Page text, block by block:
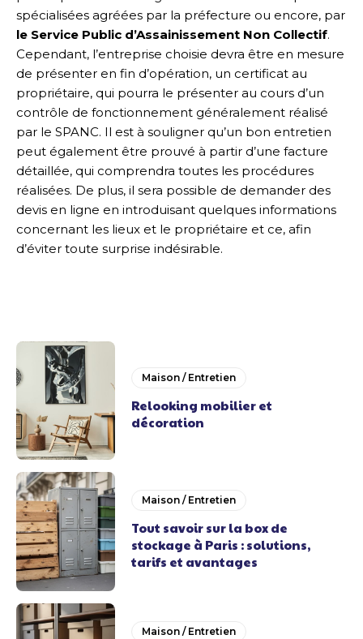
spécialisées agréées par la préfecture ou encore, par
le Service Public d’Assainissement Non Collectif.
Cependant, l’entreprise choisie devra être en mesure
de présenter en fin d’opération, un certificat au
propriétaire, qui pourra le présenter au cours d’un
contrôle de fonctionnement généralement réalisé
par le SPANC. Il est à souligner qu’un bon entretien
peut également être prouvé à partir d’une facture
détaillée, qui comprendra toutes les procédures
réalisées. De plus, il sera possible de demander des
devis en ligne en introduisant quelques informations
concernant les lieux et le propriétaire et ce, afin
d’éviter toute surprise indésirable.
Maison / Entretien
Relooking mobilier et
décoration
Maison / Entretien
Tout savoir sur la box de
stockage à Paris : solutions,
tarifs et avantages
Maison / Entretien